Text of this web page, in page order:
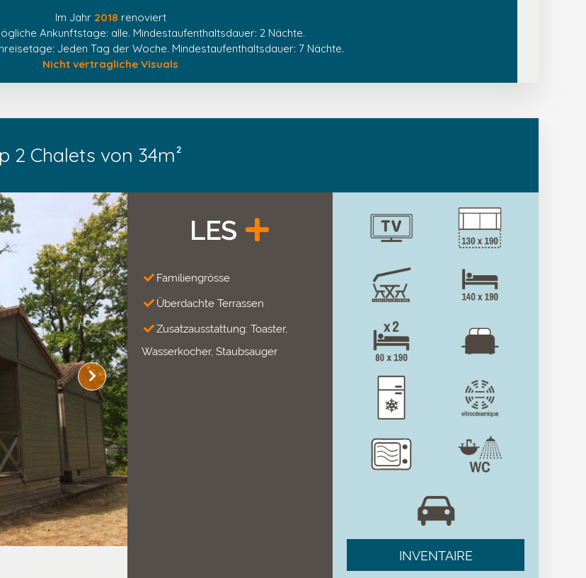
Im Jahr 2018 renoviert
Ankunftstage: alle. Mindestaufenthaltsdauer: 2 Nächte.
Jeden Tag der Woche. Mindestaufenthaltsdauer: 7 Nächte.
Nicht vertragliche Visuals
2 Chalets von 34m²
LES
Familiengrösse
Überdachte Terrassen
Zusatzausstattung: Toaster,
Wasserkocher, Staubsauger
INVENTAIRE